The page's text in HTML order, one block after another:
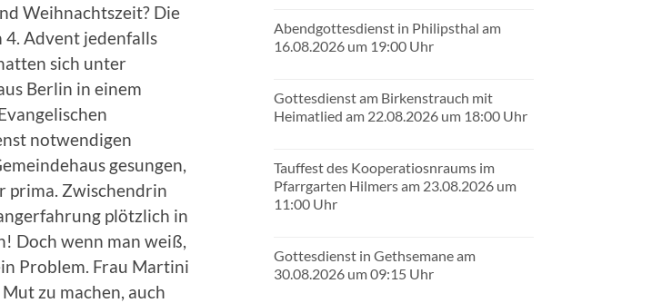
Weihnachtszeit? Die
4. Advent jedenfalls
sich unter
Berlin in einem
notwendigen
gesungen,
prima. Zwischendrin
plötzlich in
Doch wenn man weiß,
Problem. Frau Martini
zu machen, auch
Abendgottesdienst in Philipsthal am
16.08.2026 um 19:00 Uhr
Gottesdienst am Birkenstrauch mit
Heimatlied am 22.08.2026 um 18:00 Uhr
Tauffest des Kooperatiosnraums im
Pfarrgarten Hilmers am 23.08.2026 um
11:00 Uhr
Gottesdienst in Gethsemane am
30.08.2026 um 09:15 Uhr